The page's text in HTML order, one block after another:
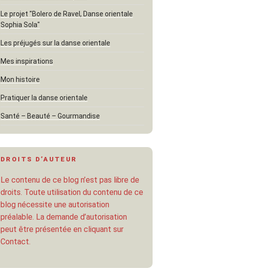
Le projet "Bolero de Ravel, Danse orientale
Sophia Sola"
Les préjugés sur la danse orientale
Mes inspirations
Mon histoire
Pratiquer la danse orientale
Santé – Beauté – Gourmandise
DROITS D’AUTEUR
Le contenu de ce blog n’est pas libre de
droits. Toute utilisation du contenu de ce
blog nécessite une autorisation
préalable. La demande d’autorisation
peut être présentée en cliquant sur
Contact.